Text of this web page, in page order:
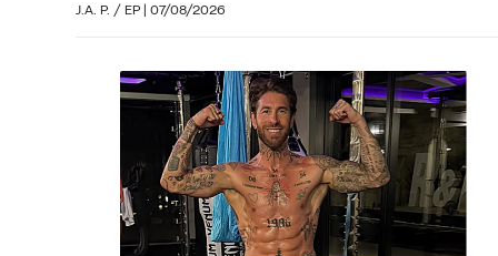
J.A. P. / EP | 07/08/2026